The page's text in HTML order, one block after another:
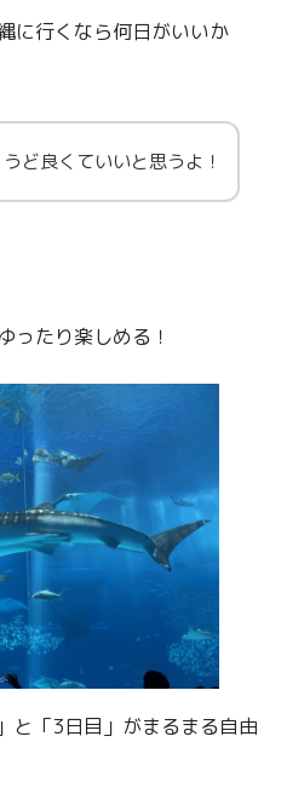
に行くなら何日がいいか
ど良くていいと思うよ！
ったり楽しめる！
と「3日目」がまるまる自由